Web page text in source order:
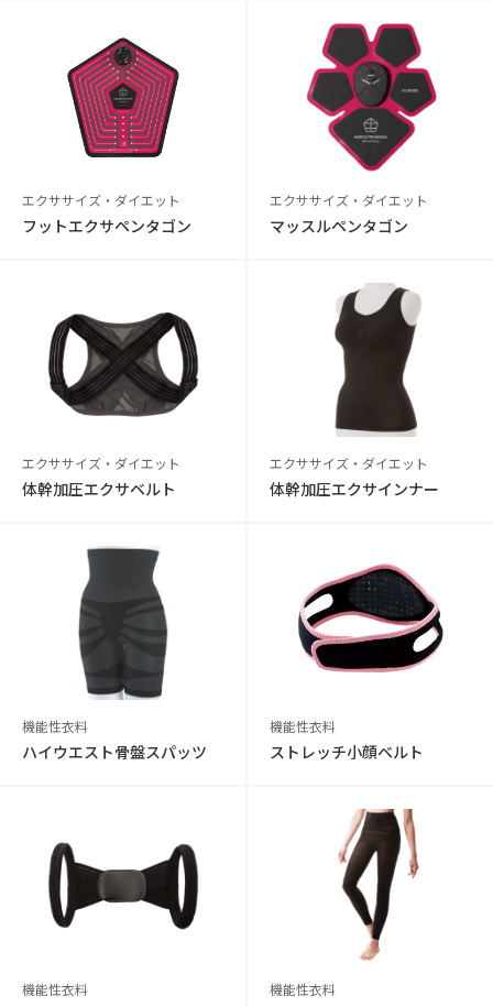
エクササイズ・ダイエット
フットエクサペンタゴン
エクササイズ・ダイエット
マッスルペンタゴン
エクササイズ・ダイエット
体幹加圧エクサベルト
エクササイズ・ダイエット
体幹加圧エクサインナー
機能性衣料
ハイウエスト骨盤スパッツ
機能性衣料
ストレッチ小顔ベルト
機能性衣料 機能性衣料